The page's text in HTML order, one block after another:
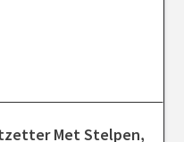
Met Stelpen,